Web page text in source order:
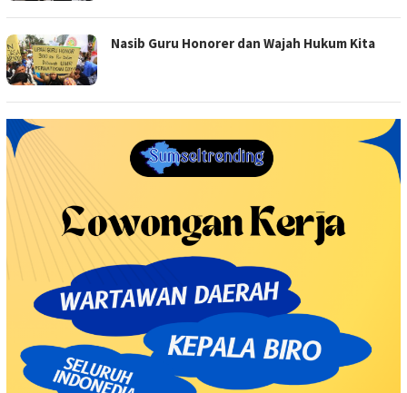
Nasib Guru Honorer dan Wajah Hukum Kita